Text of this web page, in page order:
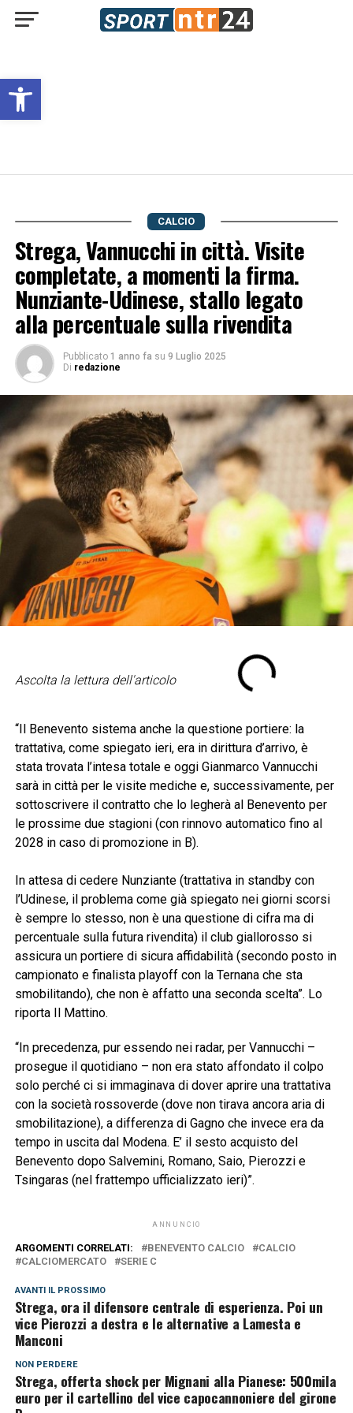
Open toolbar
CALCIO
Strega, Vannucchi in città. Visite
completate, a momenti la firma.
Nunziante-Udinese, stallo legato
alla percentuale sulla rivendita
Pubblicato 1 anno fa su 9 Luglio 2025
Di redazione
Ascolta la lettura dell'articolo
“Il Benevento sistema anche la questione portiere: la
trattativa, come spiegato ieri, era in dirittura d’arrivo, è
stata trovata l’intesa totale e oggi Gianmarco Vannucchi
sarà in città per le visite mediche e, successivamente, per
sottoscrivere il contratto che lo legherà al Benevento per
le prossime due stagioni (con rinnovo automatico fino al
2028 in caso di promozione in B).
In attesa di cedere Nunziante (trattativa in standby con
l’Udinese, il problema come già spiegato nei giorni scorsi
è sempre lo stesso, non è una questione di cifra ma di
percentuale sulla futura rivendita) il club giallorosso si
assicura un portiere di sicura affidabilità (secondo posto in
campionato e finalista playoff con la Ternana che sta
smobilitando), che non è affatto una seconda scelta”. Lo
riporta Il Mattino.
“In precedenza, pur essendo nei radar, per Vannucchi –
prosegue il quotidiano – non era stato affondato il colpo
solo perché ci si immaginava di dover aprire una trattativa
con la società rossoverde (dove non tirava ancora aria di
smobilitazione), a differenza di Gagno che invece era da
tempo in uscita dal Modena. E’ il sesto acquisto del
Benevento dopo Salvemini, Romano, Saio, Pierozzi e
Tsingaras (nel frattempo ufficializzato ieri)”.
ANNUNCIO
ARGOMENTI CORRELATI: BENEVENTO CALCIO
CALCIO
CALCIOMERCATO
SERIE C
AVANTI IL ​​PROSSIMO
Strega, ora il difensore centrale di esperienza. Poi un
vice Pierozzi a destra e le alternative a Lamesta e
Manconi
NON PERDERE
Strega, offerta shock per Mignani alla Pianese: 500mila
euro per il cartellino del vice capocannoniere del girone